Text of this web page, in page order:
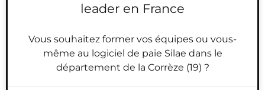
leader en France
Vous souhaitez former vos équipes ou vous-
même au logiciel de paie Silae dans le
département de la Corrèze (19) ?